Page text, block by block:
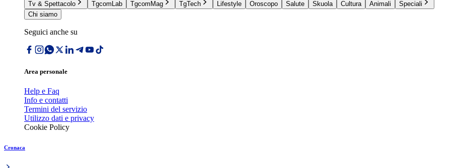
Tv & Spettacolo
TgcomLab TgcomMag TgTech Lifestyle Oroscopo Salute Skuola Cultura Animali
Speciali
Chi siamo
Seguici anche su
Area personale
Help e Faq
Info e contatti
Termini del servizio
Utilizzo dati e privacy
Cookie Policy
Cronaca